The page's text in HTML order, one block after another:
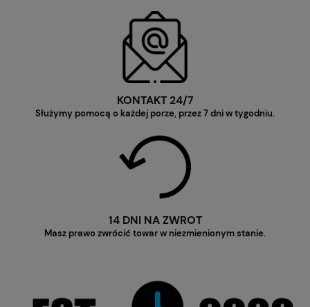
KONTAKT 24/7
Służymy pomocą o każdej porze, przez 7 dni w tygodniu.
14 DNI NA ZWROT
Masz prawo zwrócić towar w niezmienionym stanie.